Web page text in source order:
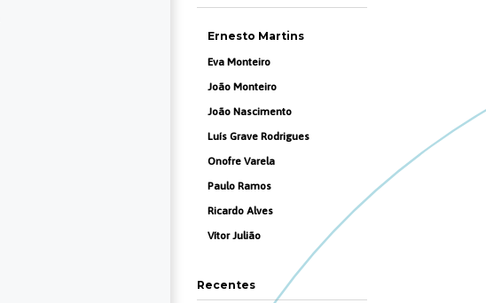
Ernesto Martins
Eva Monteiro
João Monteiro
João Nascimento
Luís Grave Rodrigues
Onofre Varela
Paulo Ramos
Ricardo Alves
Vítor Julião
Recentes